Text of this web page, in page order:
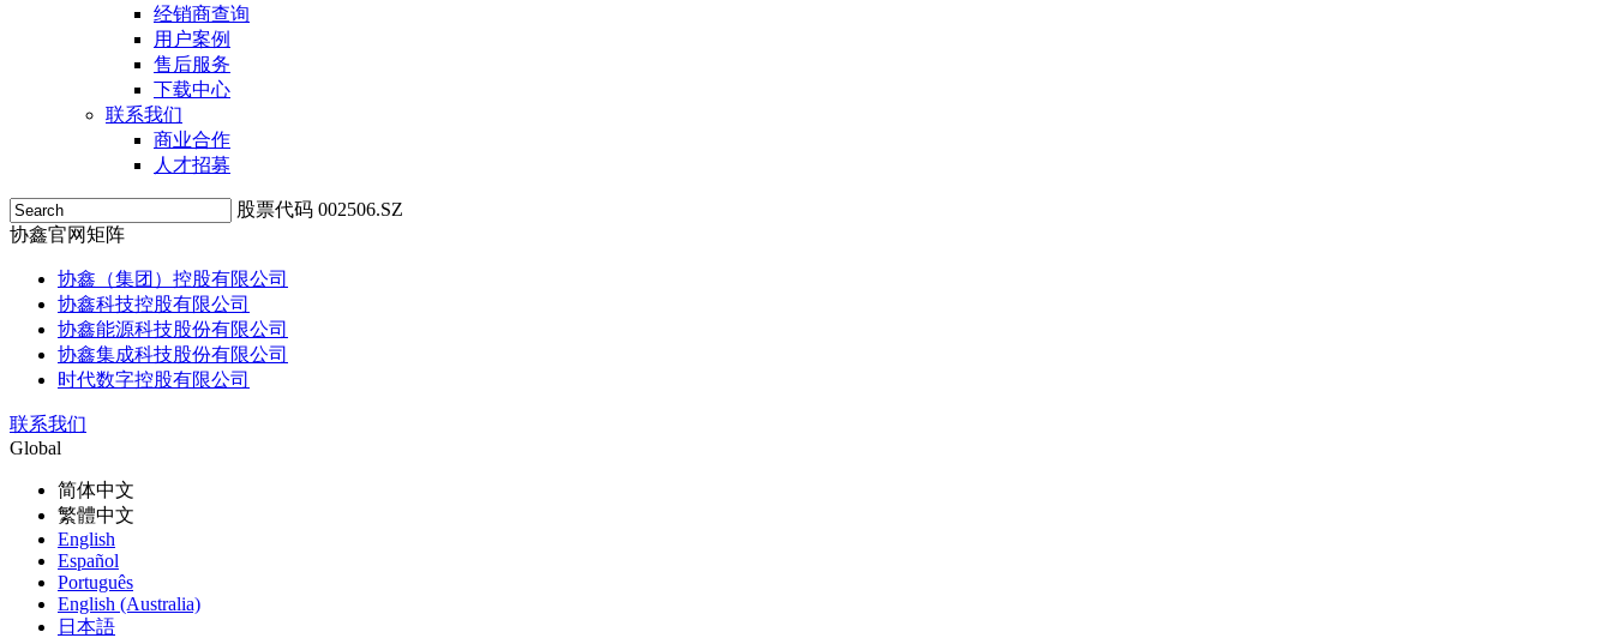
经销商查询
用户案例
售后服务
下载中心
联系我们
商业合作
人才招募
股票代码 002506.SZ
协鑫官网矩阵
协鑫（集团）控股有限公司
协鑫科技控股有限公司
协鑫能源科技股份有限公司
协鑫集成科技股份有限公司
时代数字控股有限公司
联系我们
Global
简体中文
繁體中文
English
Español
Português
English (Australia)
日本語